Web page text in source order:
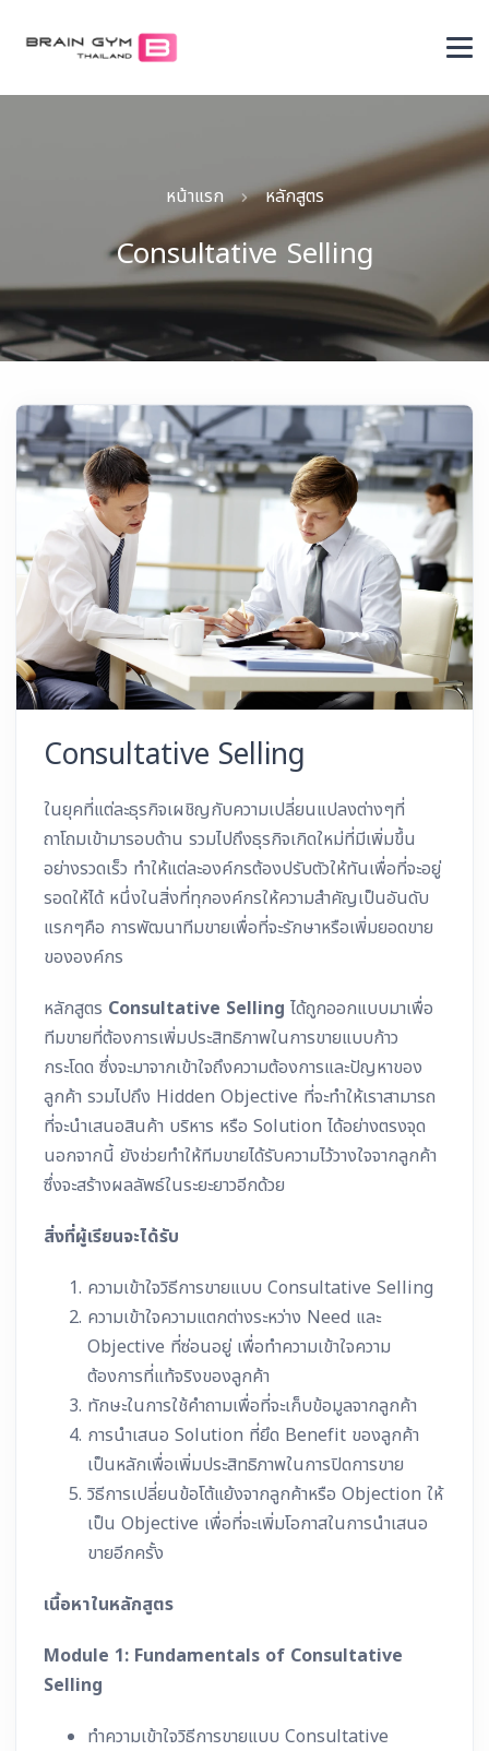
หน้าแรก หลักสูตร
Consultative Selling
Consultative Selling
ในยุคที่แต่ละธุรกิจเผชิญกับความเปลี่ยนแปลงต่างๆที่
ถาโถมเข้ามารอบด้าน รวมไปถึงธุรกิจเกิดใหม่ที่มีเพิ่มขึ้น
อย่างรวดเร็ว ทำให้แต่ละองค์กรต้องปรับตัวให้ทันเพื่อที่จะอยู่
รอดให้ได้ หนึ่งในสิ่งที่ทุกองค์กรให้ความสำคัญเป็นอันดับ
แรกๆคือ การพัฒนาทีมขายเพื่อที่จะรักษาหรือเพิ่มยอดขาย
ขององค์กร
หลักสูตร Consultative Selling ได้ถูกออกแบบมาเพื่อ
ทีมขายที่ต้องการเพิ่มประสิทธิภาพในการขายแบบก้าว
กระโดด ซึ่งจะมาจากเข้าใจถึงความต้องการและปัญหาของ
ลูกค้า รวมไปถึง Hidden Objective ที่จะทำให้เราสามารถ
ที่จะนำเสนอสินค้า บริหาร หรือ Solution ได้อย่างตรงจุด
นอกจากนี้ ยังช่วยทำให้ทีมขายได้รับความไว้วางใจจากลูกค้า
ซึ่งจะสร้างผลลัพธ์ในระยะยาวอีกด้วย
สิ่งที่ผู้เรียนจะได้รับ
ความเข้าใจวิธีการขายแบบ Consultative Selling
ความเข้าใจความแตกต่างระหว่าง Need และ
Objective ที่ซ่อนอยู่ เพื่อทำความเข้าใจความ
ต้องการที่แท้จริงของลูกค้า
ทักษะในการใช้คำถามเพื่อที่จะเก็บข้อมูลจากลูกค้า
การนำเสนอ Solution ที่ยึด Benefit ของลูกค้า
เป็นหลักเพื่อเพิ่มประสิทธิภาพในการปิดการขาย
วิธีการเปลี่ยนข้อโต้แย้งจากลูกค้าหรือ Objection ให้
เป็น Objective เพื่อที่จะเพิ่มโอกาสในการนำเสนอ
ขายอีกครั้ง
เนื้อหาในหลักสูตร
Module 1: Fundamentals of Consultative
Selling
ทำความเข้าใจวิธีการขายแบบ Consultative